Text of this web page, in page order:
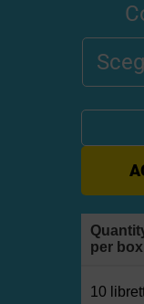
per box
10